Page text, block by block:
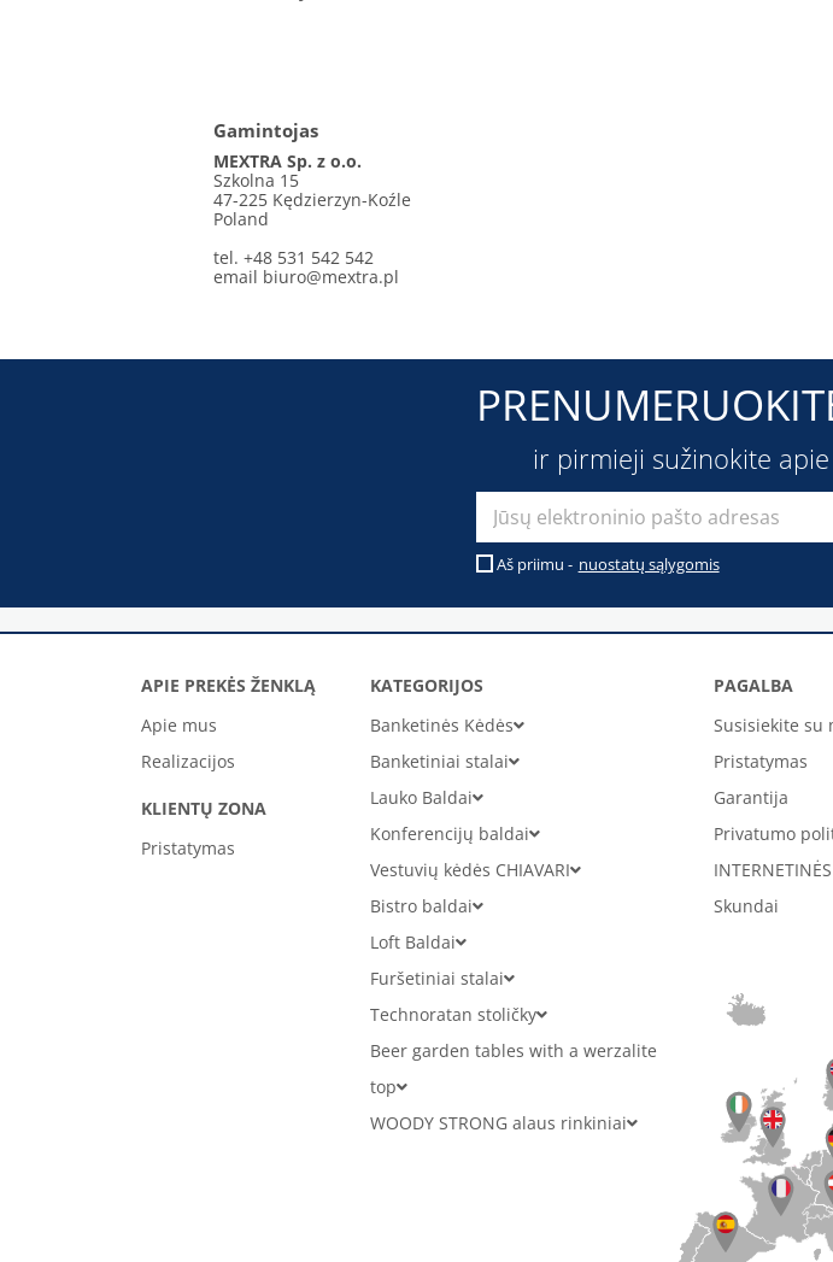
Gamintojas
MEXTRA Sp. z o.o.
Szkolna 15
47-225 Kędzierzyn-Koźle
Poland
tel. +48 531 542 542
email biuro@mextra.pl
ir pirmieji sužinokite
Aš priimu - nuostatų sąlygomis
APIE PREKĖS ŽENKLĄ
Apie mus
Realizacijos
KLIENTŲ ZONA
Pristatymas
KATEGORIJOS
Banketinės Kėdės
Banketiniai stalai
Lauko Baldai
Konferencijų baldai
Vestuvių kėdės CHIAVARI
Bistro baldai
Loft Baldai
Furšetiniai stalai
Technoratan stoličky
Beer garden tables with a werzalite
top
WOODY STRONG alaus rinkiniai
PAGALBA
Susisiekite su
Pristatymas
Garantija
Privatumo
Skundai